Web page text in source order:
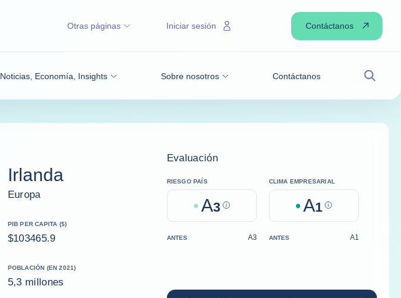
Noticias, Economía, Insights Sobre nosotros Contáctanos
Buscar
Otras páginas Iniciar sesión Contáctanos
Irlanda
Europa
PIB PER CAPITA ($)
$103465.9
POBLACIÓN (EN 2021)
5,3 millones
Evaluación
RIESGO PAÍS
A3 Help
CLIMA EMPRESARIAL
A1 Help
ANTES A3 ANTES A1